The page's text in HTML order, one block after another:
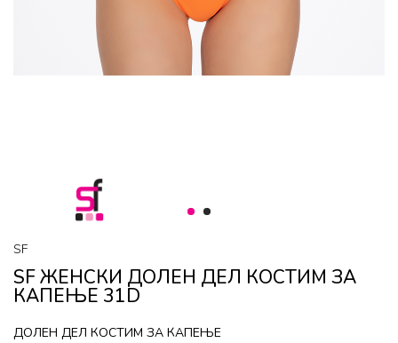
1 2
SF
SF ЖЕНСКИ ДОЛЕН ДЕЛ КОСТИМ ЗА
КАПЕЊЕ 31D
ДОЛЕН ДЕЛ КОСТИМ ЗА КАПЕЊЕ